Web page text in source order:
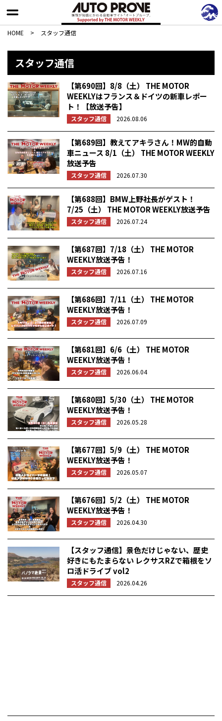
HOME > スタッフ通信
スタッフ通信
【第690回】8/8（土） THE MOTOR
WEEKLYはフランス＆ドイツの新車レポー
ト！【放送予告】
スタッフ通信 2026.08.06
【第689回】教えてアキラさん！MW的自動
車ニュース 8/1（土） THE MOTOR WEEKLY
放送予告
スタッフ通信 2026.07.30
【第688回】BMW上野社長がゲスト！
7/25（土） THE MOTOR WEEKLY放送予告
スタッフ通信 2026.07.24
【第687回】7/18（土） THE MOTOR
WEEKLY放送予告！
スタッフ通信 2026.07.16
【第686回】7/11（土） THE MOTOR
WEEKLY放送予告！
スタッフ通信 2026.07.09
【第681回】6/6（土） THE MOTOR
WEEKLY放送予告！
スタッフ通信 2026.06.04
【第680回】5/30（土） THE MOTOR
WEEKLY放送予告！
スタッフ通信 2026.05.28
【第677回】5/9（土） THE MOTOR
WEEKLY放送予告！
スタッフ通信 2026.05.07
【第676回】5/2（土） THE MOTOR
WEEKLY放送予告！
スタッフ通信 2026.04.30
【スタッフ通信】景色だけじゃない、歴史
好きにもたまらない レクサスRZで箱根をソ
ロ活ドライブ vol2
スタッフ通信 2026.04.26